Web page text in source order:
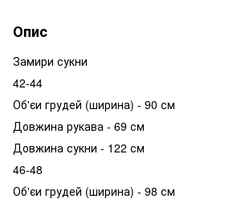
Опис
Замири сукни
42-44
Об'єи грудей (ширина) - 90 см
Довжина рукава - 69 см
Довжина сукни - 122 см
46-48
Об'єи грудей (ширина) - 98 см